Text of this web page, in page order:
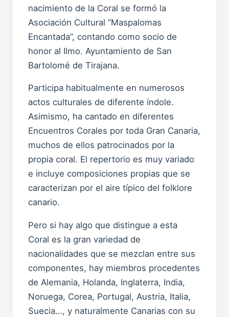
nacimiento de la Coral se formó la
Asociación Cultural “Maspalomas
Encantada”, contando como socio de
honor al Ilmo. Ayuntamiento de San
Bartolomé de Tirajana.
Participa habitualmente en numerosos
actos culturales de diferente índole.
Asimismo, ha cantado en diferentes
Encuentros Corales por toda Gran Canaria,
muchos de ellos patrocinados por la
propia coral. El repertorio es muy variado
e incluye composiciones propias que se
caracterizan por el aire típico del folklore
canario.
Pero si hay algo que distingue a esta
Coral es la gran variedad de
nacionalidades que se mezclan entre sus
componentes, hay miembros procedentes
de Alemania, Holanda, Inglaterra, India,
Noruega, Corea, Portugal, Austria, Italia,
Suecia…, y naturalmente Canarias con su